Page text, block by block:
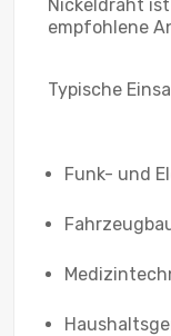
Nickeldraht
empfohlene
Typische
Funk- und